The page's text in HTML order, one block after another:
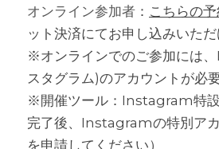
オンライン参加者 ： こちらの
ット決済にてお申し込みいただ
※オンラインでのご参加には
スタグラム)のアカウントが必
※開催ツール：Instagram特
完了後、Instagramの特別ア
を申請してください）